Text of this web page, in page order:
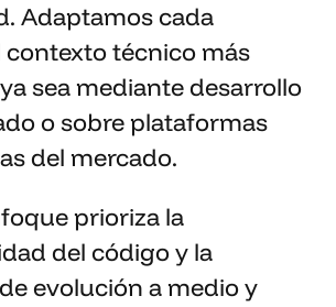
Adaptamos cada
contexto técnico más
sea mediante desarrollo
o sobre plataformas
del mercado.
prioriza la
del código y la
evolución a medio y